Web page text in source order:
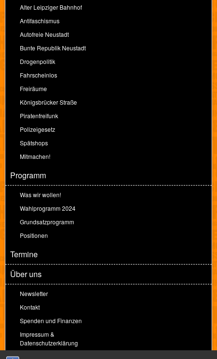
Alter Leipziger Bahnhof
Antifaschismus
Autofreie Neustadt
Bunte Republik Neustadt
Drogenpolitik
Fahrscheinlos
Freiräume
Königsbrücker Straße
Piratenfreifunk
Polizeigesetz
Spätshops
Mitmachen!
Programm
Was wir wollen!
Wahlprogramm 2024
Grundsatzprogramm
Positionen
Termine
Über uns
Newsletter
Kontakt
Spenden und Finanzen
Impressum &
Datenschutzerklärung